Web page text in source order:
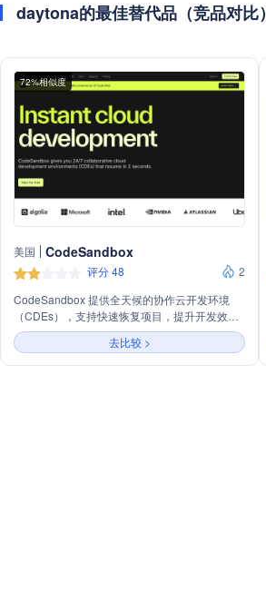
daytona的最佳替代品（竞品对比）
72%相似度
美国 CodeSandbox
评分 48
2
CodeSandbox 提供全天候的协作云开发环境
（CDEs），支持快速恢复项目，提升开发效
率。主要业务包括提供基于VS Code Web的增
强型编辑器、快速的云端构建、团队协作开发、
安全合规的代码管理以及与现有开发工具的无缝
去比较 >